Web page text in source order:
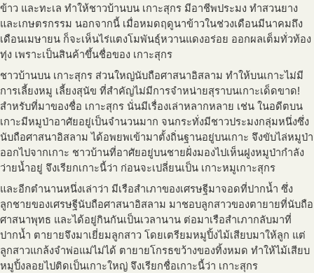
ข้าว และทะเล ทำให้ชาวบ้านบน เกาะสุกร มีอาชีพประมง ทำสวนยาง
และเกษตรกรรม นอกจากนี้ เมื่อหมดฤดูนาข้าวในช่วงเดือนมีนาคมถึง
เดือนเมษายน ก็จะเห็นไร่แตงโมพันธุ์หวานแดงอร่อย ออกผลเต็มทั่วท้อง
ทุ่ง เพราะเป็นสินค้าขึ้นชื่อของ เกาะสุกร
ชาวบ้านบน เกาะสุกร ส่วนใหญ่นับถือศาสนาอิสลาม ทำให้บนเกาะไม่มี
การเลี้ยงหมู เลี้ยงสุนัข ที่สำคัญไม่มีการจำหน่ายสุราบนเกาะเด็ดขาด!
สำหรับที่มาของชื่อ เกาะสุกร นั่นมีเรื่องเล่าหลากหลาย เช่น ในอดีตบน
เกาะมีหมูป่าอาศัยอยู่เป็นจำนวนมาก จนกระทั่งมีชาวประมงกลุ่มหนึ่งซึ่ง
นับถือศาสนาอิสลาม ได้อพยพเข้ามาตั้งถิ่นฐานอยู่บนเกาะ จึงขับไล่หมูป่า
ออกไปจากเกาะ ชาวบ้านที่อาศัยอยู่บนชายฝั่งมองไปเห็นฝูงหมูป่ากำลัง
ว่ายน้ำอยู่ จึงเรียกเกาะนี้ว่า ก่อนจะเปลี่ยนเป็น เกาะหมูเกาะสุกร
และอีกตำนานหนึ่งเล่าว่า มีเรือสำเภาของเศรษฐีมาจอดที่ปากน้ำ ซึ่ง
ลูกชายของเศรษฐีนับถือศาสนาอิสลาม มาชอบลูกสาวของตายายที่นับถือ
ศาสนาพุทธ และได้อยู่กินกันเป็นเวลานาน ต่อมาเรือสำเภากลับมาที่
ปากน้ำ ตายายจึงมาเยี่ยมลูกสาว โดยเตรียมหมูปิ้งไม้เสียบมาให้ลูก แต่
ลูกสาวแกล้งจำพ่อแม่ไม่ได้ ตายายโกรธขว้างของทิ้งหมด ทำให้ไม้เสียบ
หมูปิ้งลอยไปติดเป็นเกาะใหญ่ จึงเรียกชื่อเกาะนี้ว่า เกาะสุกร